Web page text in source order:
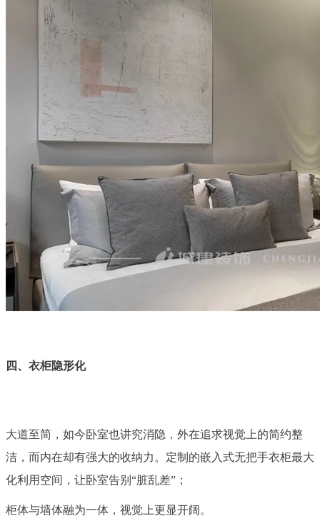
四、衣柜隐形化
大道至简，如今卧室也讲究消隐，外在追求视觉上的简约整
洁，而内在却有强大的收纳力。定制的嵌入式无把手衣柜最大
化利用空间，让卧室告别“脏乱差”；
柜体与墙体融为一体，视觉上更显开阔。